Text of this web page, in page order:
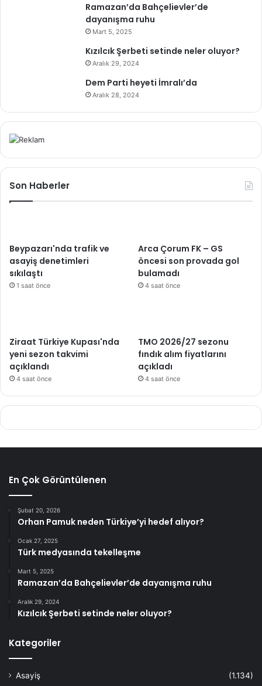
Ramazan’da Bahçelievler’de
dayanışma ruhu
Mart 5, 2025
Kızılcık Şerbeti setinde neler oluyor?
Aralık 29, 2024
Dem Parti heyeti İmralı’da
Aralık 28, 2024
Son Haberler
Beypazarı'nda trafik ve
asayiş denetimleri
sıkılaştı
1 saat önce
Arca Çorum FK – GS
öncesi son provada gol
bulamadı
4 saat önce
Ziraat Türkiye Kupası'nda
yeni sezon takvimi
açıklandı
4 saat önce
TMO 2026/27 sezonu
fındık alım fiyatlarını
açıkladı
4 saat önce
En Çok Görüntülenen
Şubat 20, 2026
Orhan Pamuk neden Türkiye’yi hedef alıyor?
Ocak 27, 2025
Türk medyasında tekelleşme
Mart 5, 2025
Ramazan’da Bahçelievler’de dayanışma ruhu
Aralık 29, 2024
Kızılcık Şerbeti setinde neler oluyor?
Kategoriler
Asayiş
(1.134)